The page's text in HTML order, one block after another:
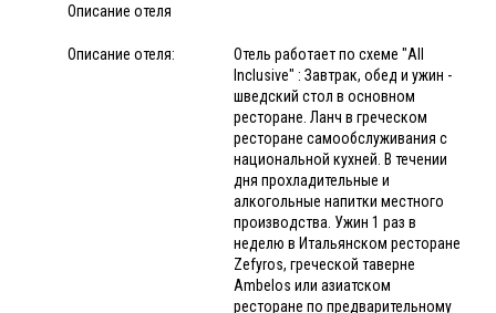
Описание отеля
Описание отеля:
Отель работает по схеме "All
Inclusive" : Завтрак, обед и ужин -
шведский стол в основном
ресторане. Ланч в греческом
ресторане самообслуживания с
национальной кухней. В течении
дня прохладительные и
алкогольные напитки местного
производства. Ужин 1 раз в
неделю в Итальянском ресторане
Zefyros, греческой таверне
Ambelos или азиатском
ресторане по предварительному